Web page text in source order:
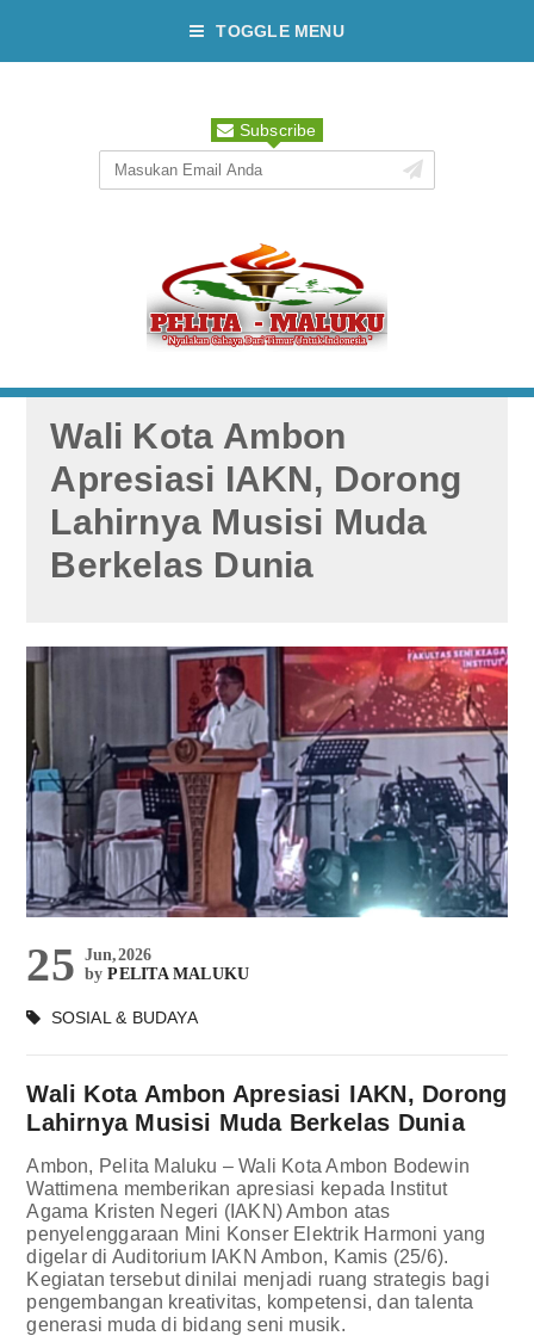
TOGGLE MENU
Subscribe
Wali Kota Ambon
Apresiasi IAKN, Dorong
Lahirnya Musisi Muda
Berkelas Dunia
25 Jun,2026
byPELITA MALUKU
SOSIAL & BUDAYA
Wali Kota Ambon Apresiasi IAKN, Dorong
Lahirnya Musisi Muda Berkelas Dunia
Ambon, Pelita Maluku – Wali Kota Ambon Bodewin
Wattimena memberikan apresiasi kepada Institut
Agama Kristen Negeri (IAKN) Ambon atas
penyelenggaraan Mini Konser Elektrik Harmoni yang
digelar di Auditorium IAKN Ambon, Kamis (25/6).
Kegiatan tersebut dinilai menjadi ruang strategis bagi
pengembangan kreativitas, kompetensi, dan talenta
generasi muda di bidang seni musik.